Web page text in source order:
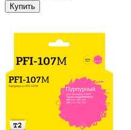
Купить